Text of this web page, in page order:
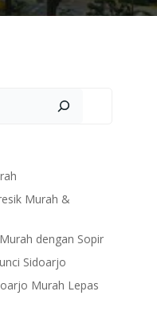
Murah &
dengan Sopir
Sidoarjo
Murah Lepas